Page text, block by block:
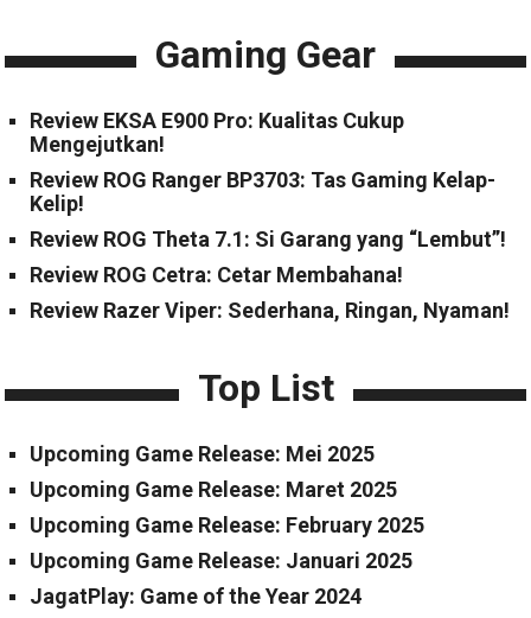
Gaming Gear
Review EKSA E900 Pro: Kualitas Cukup
Mengejutkan!
Review ROG Ranger BP3703: Tas Gaming Kelap-
Kelip!
Review ROG Theta 7.1: Si Garang yang “Lembut”!
Review ROG Cetra: Cetar Membahana!
Review Razer Viper: Sederhana, Ringan, Nyaman!
Top List
Upcoming Game Release: Mei 2025
Upcoming Game Release: Maret 2025
Upcoming Game Release: February 2025
Upcoming Game Release: Januari 2025
JagatPlay: Game of the Year 2024